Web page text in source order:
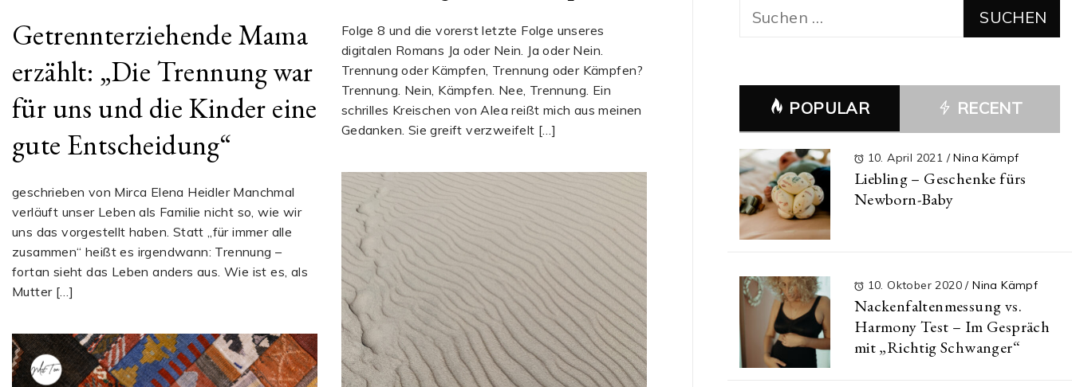
Getrennterziehende Mama
erzählt: „Die Trennung war
für uns und die Kinder eine
gute Entscheidung“
geschrieben von Mirca Elena Heidler Manchmal
verläuft unser Leben als Familie nicht so, wie wir
uns das vorgestellt haben. Statt „für immer alle
zusammen“ heißt es irgendwann: Trennung –
fortan sieht das Leben anders aus. Wie ist es, als
Mutter […]
Folge 8 und die vorerst letzte Folge unseres
digitalen Romans Ja oder Nein. Ja oder Nein.
Trennung oder Kämpfen, Trennung oder Kämpfen?
Trennung. Nein, Kämpfen. Nee, Trennung. Ein
schrilles Kreischen von Alea reißt mich aus meinen
Gedanken. Sie greift verzweifelt […]
Suchen
POPULAR RECENT
10. April 2021 / Nina Kämpf
Liebling – Geschenke fürs
Newborn-Baby
10. Oktober 2020/ Nina Kämpf
Nackenfaltenmessung vs.
Harmony Test – Im Gespräch
mit „Richtig Schwanger“